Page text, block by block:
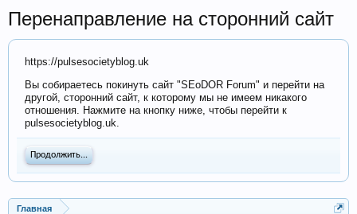
Перенаправление на сторонний сайт
https://pulsesocietyblog.uk
Вы собираетесь покинуть сайт "SEoDOR Forum" и перейти на
другой, сторонний сайт, к которому мы не имеем никакого
отношения. Нажмите на кнопку ниже, чтобы перейти к
pulsesocietyblog.uk.
Продолжить...
Главная